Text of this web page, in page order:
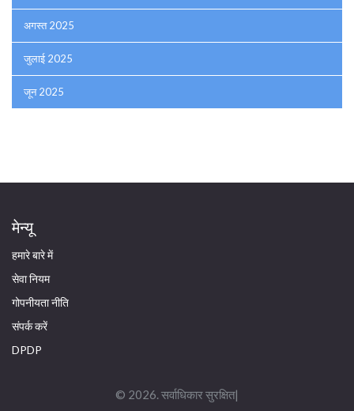
अगस्त 2025
जुलाई 2025
जून 2025
मेन्यू
हमारे बारे में
सेवा नियम
गोपनीयता नीति
संपर्क करें
DPDP
© 2026. सर्वाधिकार सुरक्षित|